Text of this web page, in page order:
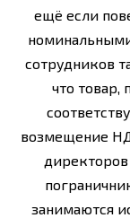
ещё если
сотрудников
что
возмещение
директоров
занимаются